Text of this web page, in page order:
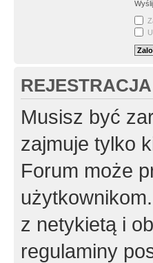
REJESTRACJA
Musisz być
zajmuje tylko
Forum może
z netykietą i
regulaminy